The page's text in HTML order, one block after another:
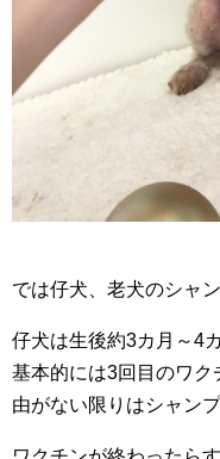
では仔犬、老犬のシャ
仔犬は生後約3カ月～4
基本的には3回目のワ
由がない限りはシャン